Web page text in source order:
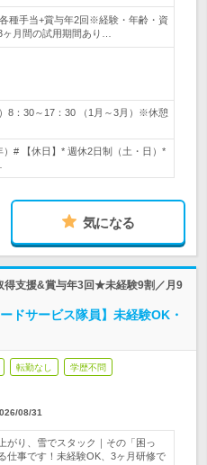
種手当+賞与年2回※経験・年齢・資
月間の試用期間あり…
8：30～17：30 （1月～3月）※休憩
# 【休日】* 週休2日制（土・日）*
気になる
得支援&賞与年3回★未経験9割／月9
ドサービス隊員】未経験OK・
転勤なし 学歴不問
08/31
がり、雪でスタック｜その「困っ
仕事です！未経験OK、3ヶ月研修で